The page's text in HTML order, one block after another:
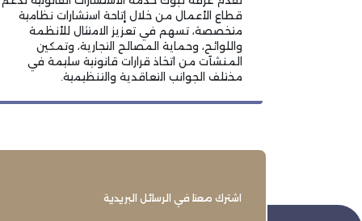
قطاع الأعمال من خلال إتاحة استشارات نظامية
متخصصة، تسهم في تعزيز الامتثال للأنظمة
واللوائح، وحماية المصالح التجارية، وتمكين
المنشآت من اتخاذ قرارات قانونية سليمة في
مختلف الجوانب التعاقدية والتنظيمية.
اشترك معنا في الرسائل البريدية